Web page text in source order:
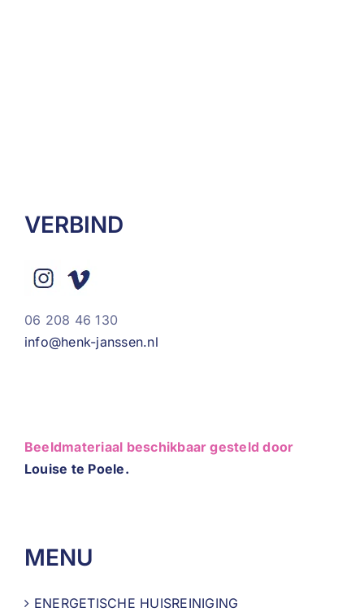
VERBIND
06 208 46 130
info@henk-janssen.nl
Beeldmateriaal beschikbaar gesteld door
Louise te Poele.
MENU
ENERGETISCHE HUISREINIGING